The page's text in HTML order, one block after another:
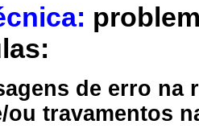
de erro
ou travamentos